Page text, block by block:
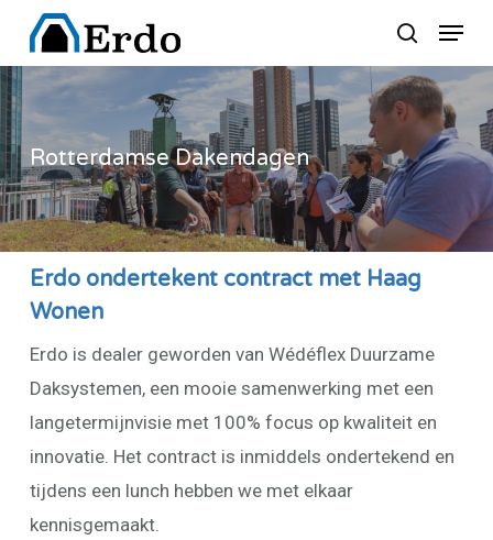
main
content
search
Menu
Rotterdamse Dakendagen
Erdo ondertekent contract met Haag
Wonen
Erdo is dealer geworden van Wédéflex Duurzame
Daksystemen, een mooie samenwerking met een
langetermijnvisie met 100% focus op kwaliteit en
innovatie. Het contract is inmiddels ondertekend en
tijdens een lunch hebben we met elkaar
kennisgemaakt.
Close
Menu